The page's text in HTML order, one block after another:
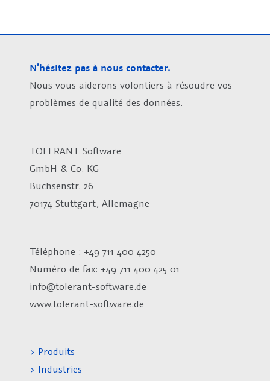
N’hésitez pas à nous contacter.
Nous vous aiderons volontiers à résoudre vos
problèmes de qualité des données.
TOLERANT Software
GmbH & Co. KG
Büchsenstr. 26
70174 Stuttgart, Allemagne
Téléphone : +49 711 400 4250
Numéro de fax: +49 711 400 425 01
info@tolerant-software.de
www.tolerant-software.de
> Produits
> Industries